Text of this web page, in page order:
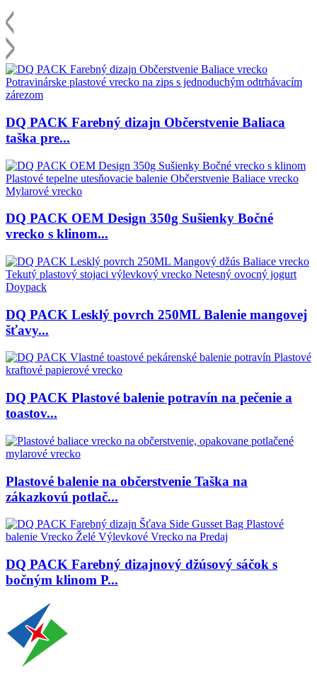
DQ PACK Farebný dizajn Občerstvenie Baliaca
taška pre...
DQ PACK OEM Design 350g Sušienky Bočné
vrecko s klinom...
DQ PACK Lesklý povrch 250ML Balenie mangovej
šťavy...
DQ PACK Plastové balenie potravín na pečenie a
toastov...
Plastové balenie na občerstvenie Taška na
zákazkovú potlač...
DQ PACK Farebný dizajnový džúsový sáčok s
bočným klinom P...